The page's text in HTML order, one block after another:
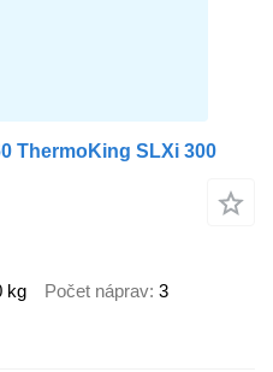
ThermoKing SLXi 300
kg Počet náprav 3